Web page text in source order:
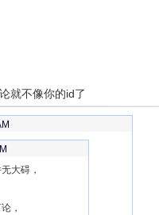
就不像你的id了
大碍，
，